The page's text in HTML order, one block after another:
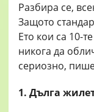
Разбира се,
Защото
Ето кои са 10-
никога да
сериозно,
1. Дълга